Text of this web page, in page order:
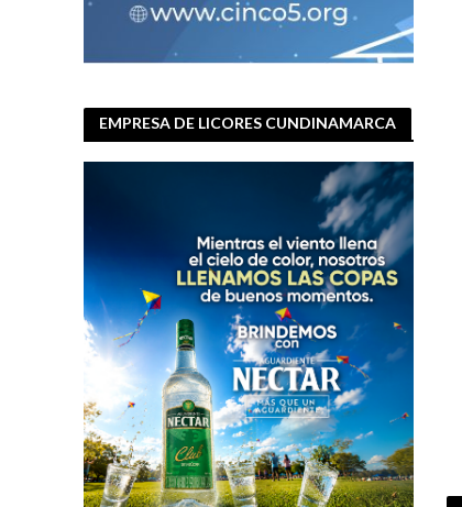
EMPRESA DE LICORES CUNDINAMARCA